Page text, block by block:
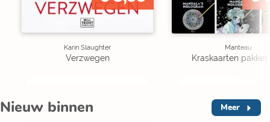
Karin Slaughter
Verzwegen
Manteau
Kraskaarten pakket
Nieuw binnen Meer